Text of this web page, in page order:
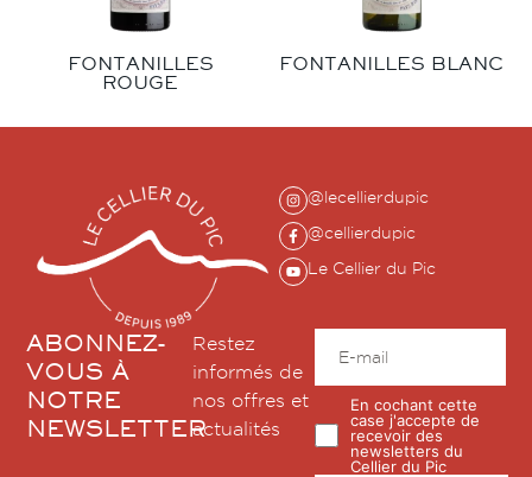
FONTANILLES
ROUGE
FONTANILLES BLANC
@lecellierdupic
@cellierdupic
Le Cellier du Pic
ABONNEZ-
VOUS À
NOTRE
NEWSLETTER
Restez
informés de
nos offres et
actualités
En cochant cette
case j'accepte de
recevoir des
newsletters du
Cellier du Pic